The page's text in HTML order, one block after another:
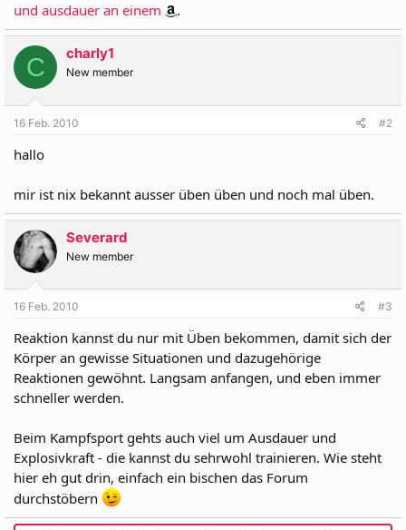
und ausdauer an einem
.
C charly1
New member
16 Feb. 2010 #2
hallo
mir ist nix bekannt ausser üben üben und noch mal üben.
Severard
New member
16 Feb. 2010 #3
Reaktion kannst du nur mit Üben bekommen, damit sich der
Körper an gewisse Situationen und dazugehörige
Reaktionen gewöhnt. Langsam anfangen, und eben immer
schneller werden.
Beim Kampfsport gehts auch viel um Ausdauer und
Explosivkraft - die kannst du sehrwohl trainieren. Wie steht
hier eh gut drin, einfach ein bischen das Forum
durchstöbern